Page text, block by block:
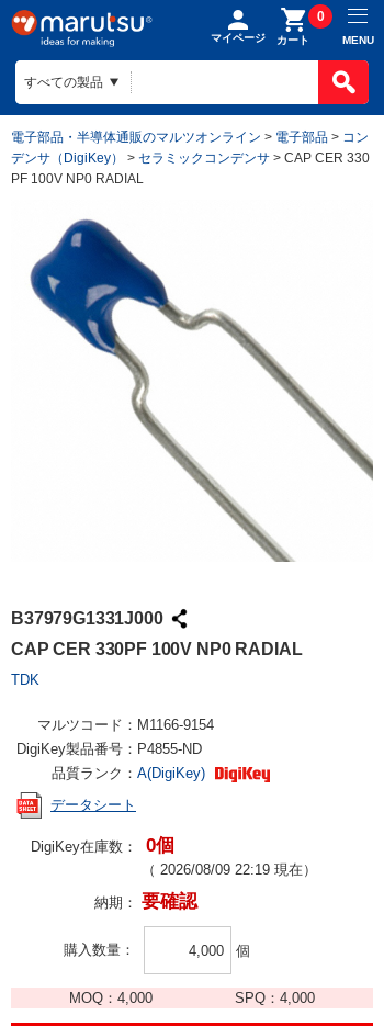
マイページ カート
0
MENU
電子部品・半導体通販のマルツオンライン > 電子部品 > コン
デンサ（DigiKey）
> セラミックコンデンサ > CAP CER 330
PF 100V NP0 RADIAL
B37979G1331J000
CAP CER 330PF 100V NP0 RADIAL
TDK
マルツコード： M1166-9154
DigiKey製品番号： P4855-ND
品質ランク： A(DigiKey)
データシート
DigiKey在庫数： 0個
（ 2026/08/09 22:19 現在）
納期： 要確認
購入数量 個
MOQ： 4,000 SPQ：4,000